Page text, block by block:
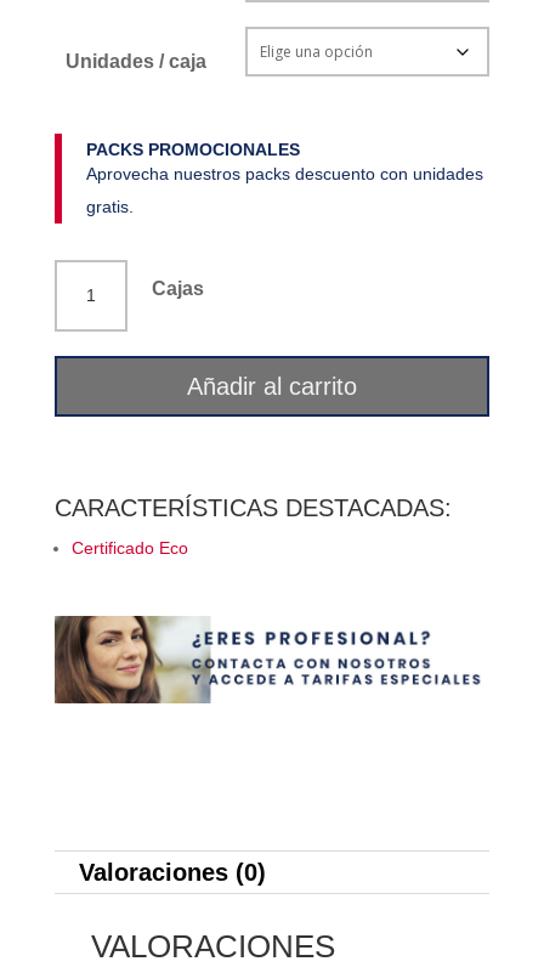
Unidades / caja
PACKS PROMOCIONALES
Aprovecha nuestros packs descuento con unidades
gratis.
equilibrio
Cajas
Añadir al carrito
CARACTERÍSTICAS DESTACADAS:
Certificado Eco
Valoraciones (0)
VALORACIONES